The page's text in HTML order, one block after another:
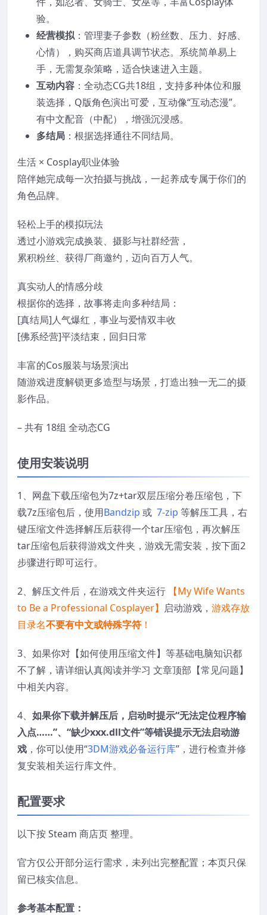
验。
经营模拟：管理妻子参数（粉丝数、压力、好感、
心情），购买商店道具调节状态。系统简单易上
手，无需复杂策略，适合快速进入主题。
互动内容 ：全动态CG共18组，支持多种体位和服
装选择，Q版角色演出可爱，互动像“互动态漫”。
有中文配音（中配），增强沉浸感。
多结局 ：根据选择通往不同结局。
生活 × Cosplay职业体验
陪伴她完成每一次拍摄与挑战，一起养成专属于你们的
角色品牌。
轻松上手的模拟玩法
透过小游戏完成换装、摄影与社群经营，
累积粉丝、获得厂商邀约，迈向百万人气。
真实动人的情感分歧
根据你的选择，故事将走向多种结局：
[真结局]人气爆红，事业与爱情双丰收
[佛系经营]平淡结束，回归日常
丰富的Cos服装与场景演出
随游戏进度解锁更多造型与场景，打造出独一无二的摄
影作品。
– 共有 18组 全动态CG
使用安装说明
1、网盘下载压缩包为7z+tar双层压缩分卷压缩包，下
载7z压缩包后，使用Bandzip 或 7-zip 等解压工具，右
键压缩文件选择解压后获得一个tar压缩包，再次解压
tar压缩包后获得游戏文件夹，游戏无需安装，按下面2
步骤进行即可运行。
2、解压文件后，在游戏文件夹运行 【My Wife Wants
to Be a Professional Cosplayer】 启动游戏， 游戏存放
目录名不要有中文或特殊字符 ！
3、如果你对【如何使用压缩文件】等基础电脑知识都
不了解，请详细认真阅读并学习 文章顶部【常见问题】
中相关内容。
4、 如果你下载并解压后，启动时提示“无法定位程序输
入点……”、“缺少xxx.dll文件”等错误提示无法启动游
戏 ，你可以使用“3DM游戏必备运行库”，进行检查并修
复安装相关运行库文件。
配置要求
以下按 Steam 商店页 整理。
官方仅公开部分运行需求，未列出完整配置；本页只保
留已核实信息。
参考基本配置：